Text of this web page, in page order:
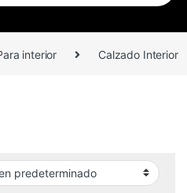
interior Calzado Interior